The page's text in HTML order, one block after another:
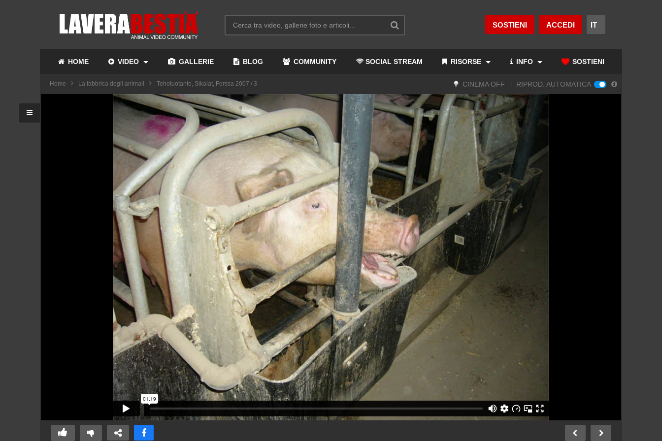
SOSTIENI ACCEDI
HOME VIDEO GALLERIE BLOG COMMUNITY SOCIAL STREAM RISORSE INFO SOSTIENI
Home La fabbrica degli animali Tehotuotanto, Sikalat, Forssa 2007 / 3 CINEMA OFF | RIPROD. AUTOMATICA